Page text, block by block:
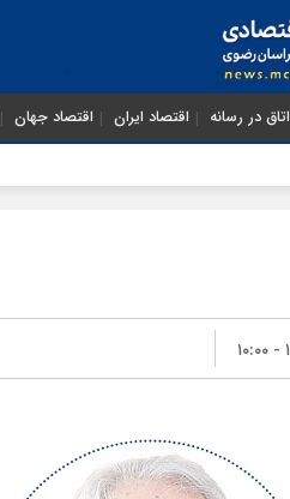
اتاق در رسانه اقتصاد ایران اقتصاد جهان